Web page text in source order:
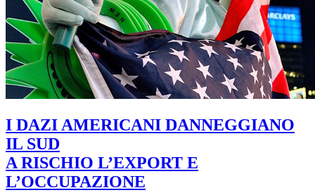
I DAZI AMERICANI DANNEGGIANO
IL SUD
A RISCHIO L’EXPORT E
L’OCCUPAZIONE